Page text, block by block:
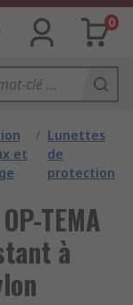
0
et
/ Lunettes
de
protection
TEMA
à